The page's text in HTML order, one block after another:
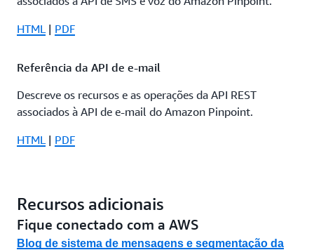
HTML| PDF
Referência da API de e-mail
Descreve os recursos e as operações da API REST
associados à API de e-mail do Amazon Pinpoint.
HTML| PDF
Recursos adicionais
Fique conectado com a AWS
Blog de sistema de mensagens e segmentação da